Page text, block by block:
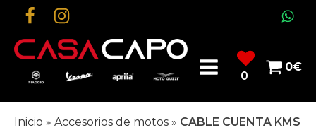
0
0€
Inicio » Accesorios de motos » CABLE CUENTA KMS